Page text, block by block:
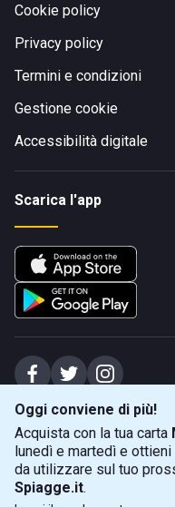
Oggi conviene di più!
Acquista con la tua carta
lunedì e martedì e ottieni
da utilizzare sul tuo
Spiagge.it.
Cookie policy
Privacy policy
Termini e condizioni
Gestione cookie
Accessibilità digitale
Scarica l'app
Spiagge Srl - Sede legale: Via
capitale sociale Euro 31245,57
Sede operativa: Via Flaminia
info@spiagge.it - p.i./c.f.
© 2026 Spiagge Srl.